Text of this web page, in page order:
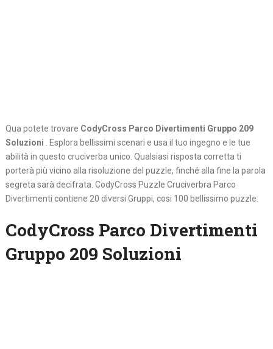
Qua potete trovare CodyCross Parco Divertimenti Gruppo 209
Soluzioni . Esplora bellissimi scenari e usa il tuo ingegno e le tue
abilità in questo cruciverba unico. Qualsiasi risposta corretta ti
porterà più vicino alla risoluzione del puzzle, finché alla fine la parola
segreta sarà decifrata. CodyCross Puzzle Cruciverbra Parco
Divertimenti contiene 20 diversi Gruppi, cosi 100 bellissimo puzzle.
CodyCross Parco Divertimenti
Gruppo 209 Soluzioni